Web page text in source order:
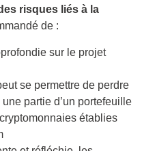
risques liés à la
de :
sur le projet
se permettre de perdre
partie d’un portefeuille
établies